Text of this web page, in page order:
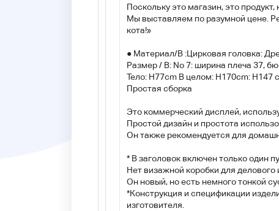
Поскольку это магазин, это
Мы выставляем по разумной цене.
кота!»
● Материал/B :Цирковая головка:
Размер / B: No 7: ширина плеча 37,
Тело: H77cm В целом: H170cm:
Простая сборка
Это коммерческий дисплей,
Простой дизайн и простота
Он также рекомендуется для
* В заголовок включен только один
Нет визажной коробки для
Он новый, но есть немного тонкой
*Конструкция и спецификации
изготовителя.